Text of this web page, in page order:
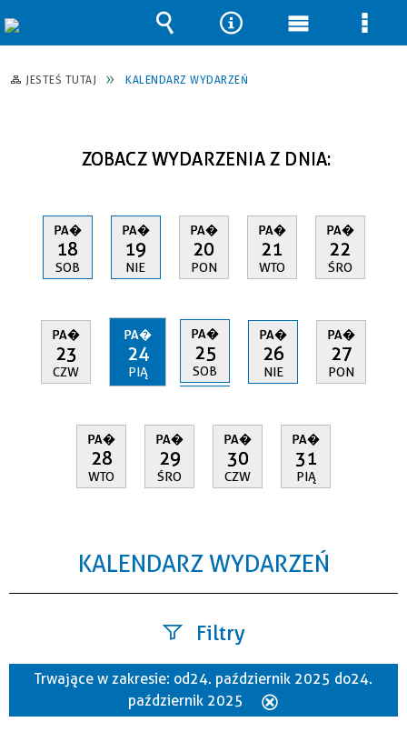
JESTEŚ TUTAJ KALENDARZ WYDARZEŃ
ZOBACZ WYDARZENIA Z DNIA:
PA�
18
SOB
PA�
19
NIE
PA�
20
PON
PA�
21
WTO
PA�
22
ŚRO
PA�
23
CZW
PA�
24
PIĄ
PA�
25
SOB
PA�
26
NIE
PA�
27
PON
PA�
28
WTO
PA�
29
ŚRO
PA�
30
CZW
PA�
31
PIĄ
KALENDARZ WYDARZEŃ
Filtry
Szukana fraza
Trwające w zakresie: od 24. październik 2025 do 24.
październik 2025
Wyszukiwarka
Narzędzia
Menu Menu